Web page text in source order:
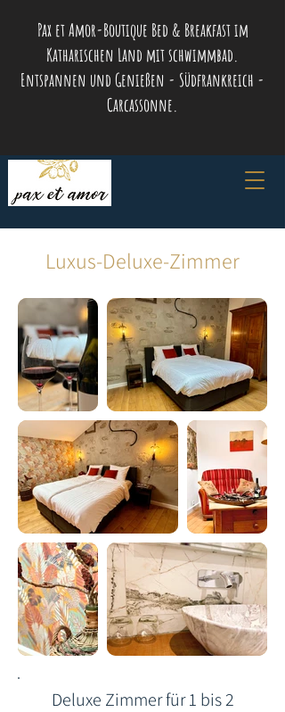
Pax et Amor-Boutique Bed & Breakfast im
Katharischen Land mit schwimmbad.
Entspannen und Genießen - Südfrankreich -
Carcassonne.
Luxus-Deluxe-Zimmer
Deluxe Zimmer für 1 bis 2